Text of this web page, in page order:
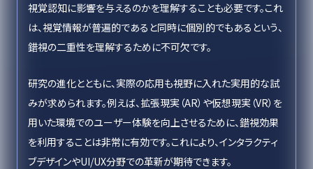
視覚認知に影響を与えるのかを理解することも必要です。これ
は、視覚情報が普遍的であると同時に個別的でもあるという、
錯視の二重性を理解するために不可欠です。
研究の進化とともに、実際の応用も視野に入れた実用的な試
みが求められます。例えば、拡張現実（AR）や仮想現実（VR）を
用いた環境でのユーザー体験を向上させるために、錯視効果
を利用することは非常に有効です。これにより、インタラクティ
ブデザインやUI/UX分野での革新が期待できます。